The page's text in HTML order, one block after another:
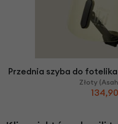
Przednia szyba do
Złoty